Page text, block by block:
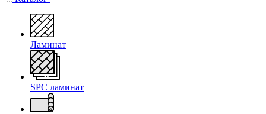
Ламинат
SPC ламинат